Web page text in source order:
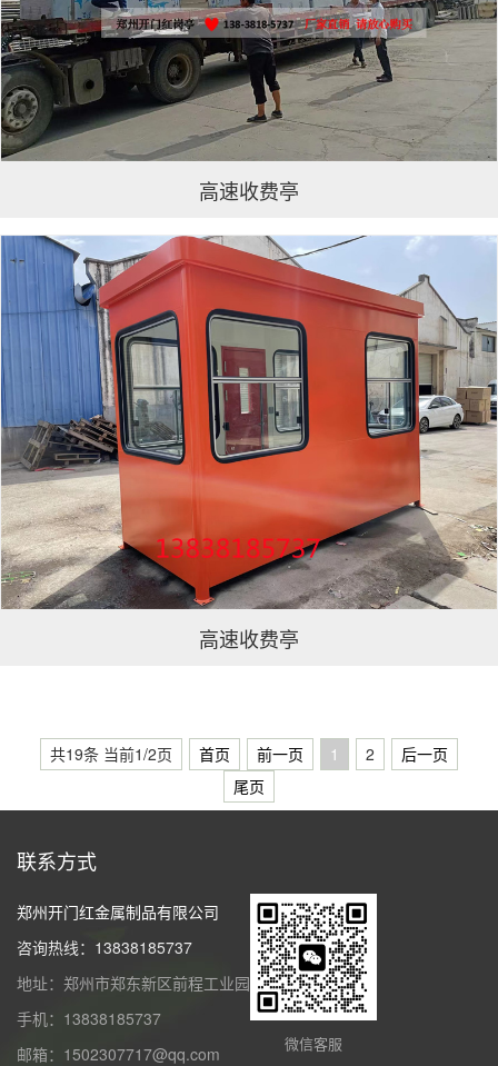
高速收费亭
高速收费亭
共19条 当前1/2页 首页 前一页 1 2
后一页
尾页
联系方式
郑州开门红金属制品有限公司
咨询热线：13838185737
地址：郑州市郑东新区前程工业园
手机：13838185737
邮箱：1502307717@qq.com
微信客服